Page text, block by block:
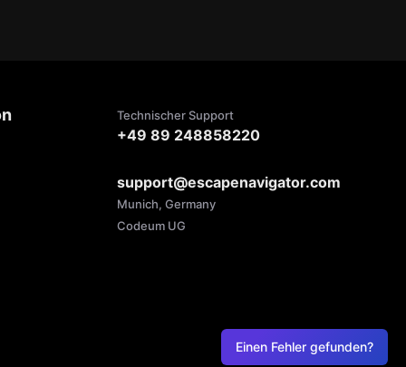
Einen Fehler gefunden?
Technischer Support
+49 89 248858220
support@escapenavigator.com
Munich, Germany
Codeum UG